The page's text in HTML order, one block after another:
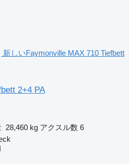
新しいFaymonville MAX 710 Tiefbett
2+4 PA
28,460 kg アクスル数 6